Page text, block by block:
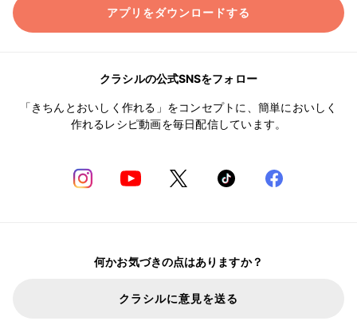
アプリをダウンロードする
クラシルの公式SNSをフォロー
「きちんとおいしく作れる」をコンセプトに、簡単においしく
作れるレシピ動画を毎日配信しています。
何かお気づきの点はありますか？
クラシルに意見を送る